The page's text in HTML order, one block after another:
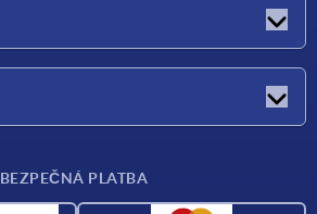
BEZPEČNÁ PLATBA